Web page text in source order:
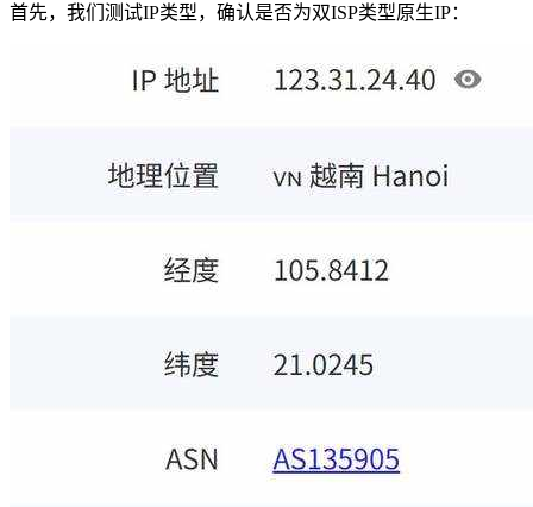
首先，我们测试IP类型，确认是否为双ISP类型原生IP：